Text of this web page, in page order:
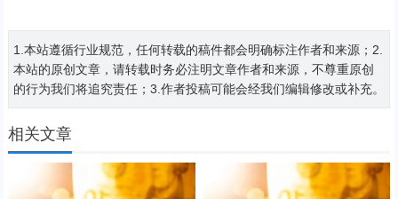
1.本站遵循行业规范，任何转载的稿件都会明确标注作者和来源；2.
本站的原创文章，请转载时务必注明文章作者和来源，不尊重原创
的行为我们将追究责任；3.作者投稿可能会经我们编辑修改或补充。
相关文章